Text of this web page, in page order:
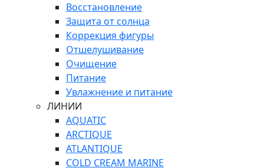
Восстановление
Защита от солнца
Коррекция фигуры
Отшелушивание
Очищение
Питание
Увлажнение и питание
ЛИНИИ
AQUATIC
ARCTIQUE
ATLANTIQUE
COLD CREAM MARINE